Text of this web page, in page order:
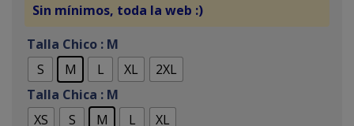
Sin mínimos, toda la web :)
Talla Chico : M
S
M L XL
2XL
Talla Chica : M
XS
S M L
XL